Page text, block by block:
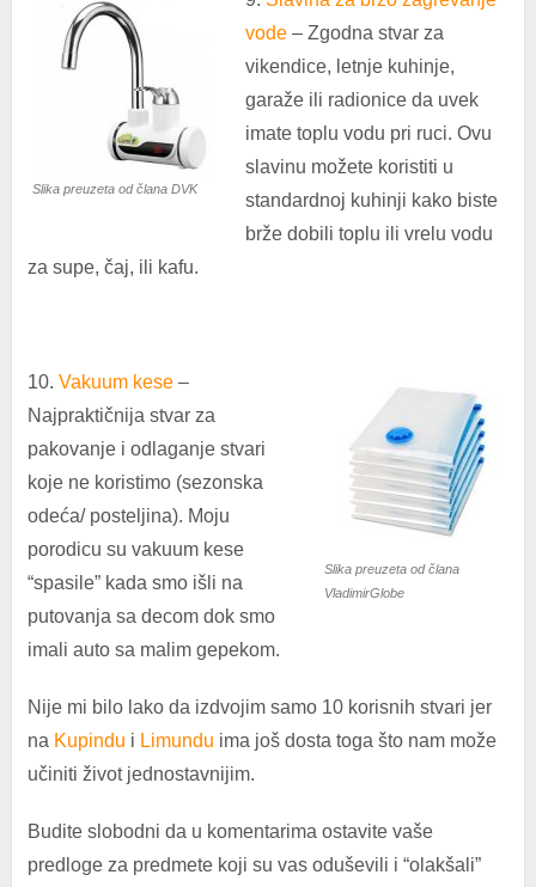
Slika preuzeta od člana DVK
vode– Zgodna stvar za
vikendice, letnje kuhinje,
garaže ili radionice da uvek
imate toplu vodu pri ruci. Ovu
slavinu možete koristiti u
standardnoj kuhinji kako biste
brže dobili toplu ili vrelu vodu
za supe, čaj, ili kafu.
Slika preuzeta od člana
VladimirGlobe
10. Vakuum kese–
Najpraktičnija stvar za
pakovanje i odlaganje stvari
koje ne koristimo (sezonska
odeća/ posteljina). Moju
porodicu su vakuum kese
“spasile” kada smo išli na
putovanja sa decom dok smo
imali auto sa malim gepekom.
Nije mi bilo lako da izdvojim samo 10 korisnih stvari jer
na Kupindu i Limundu ima još dosta toga što nam može
učiniti život jednostavnijim.
Budite slobodni da u komentarima ostavite vaše
predloge za predmete koji su vas oduševili i “olakšali”